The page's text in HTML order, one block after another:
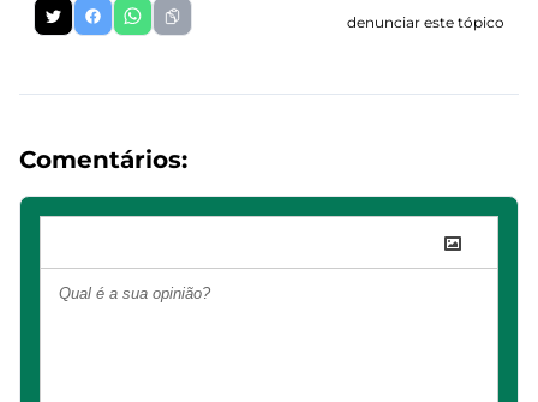
denunciar este tópico
Comentários: